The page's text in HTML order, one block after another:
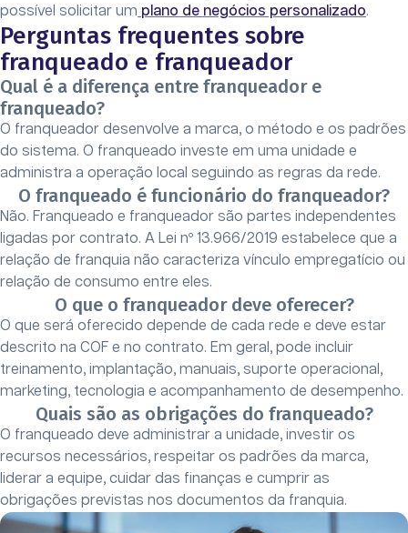
possível solicitar um plano de negócios personalizado.
Perguntas frequentes sobre
franqueado e franqueador
Qual é a diferença entre franqueador e
franqueado?
O franqueador desenvolve a marca, o método e os padrões
do sistema. O franqueado investe em uma unidade e
administra a operação local seguindo as regras da rede.
O franqueado é funcionário do franqueador?
Não. Franqueado e franqueador são partes independentes
ligadas por contrato. A Lei nº 13.966/2019 estabelece que a
relação de franquia não caracteriza vínculo empregatício ou
relação de consumo entre eles.
O que o franqueador deve oferecer?
O que será oferecido depende de cada rede e deve estar
descrito na COF e no contrato. Em geral, pode incluir
treinamento, implantação, manuais, suporte operacional,
marketing, tecnologia e acompanhamento de desempenho.
Quais são as obrigações do franqueado?
O franqueado deve administrar a unidade, investir os
recursos necessários, respeitar os padrões da marca,
liderar a equipe, cuidar das finanças e cumprir as
obrigações previstas nos documentos da franquia.